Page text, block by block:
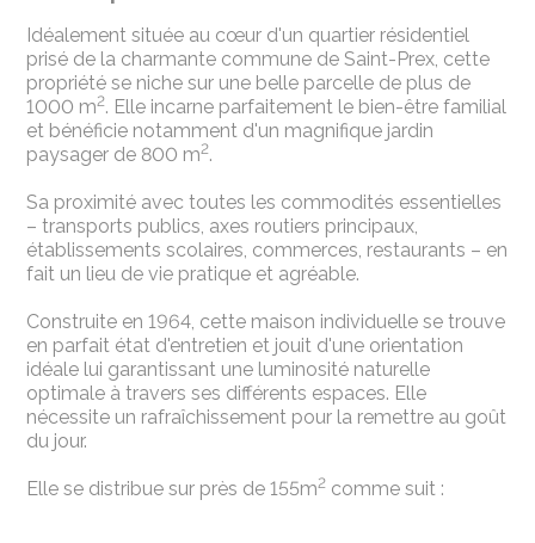
Idéalement située au cœur d'un quartier résidentiel
prisé de la charmante commune de Saint-Prex, cette
propriété se niche sur une belle parcelle de plus de
1000 m2. Elle incarne parfaitement le bien-être familial
et bénéficie notamment d'un magnifique jardin
paysager de 800 m2.
Sa proximité avec toutes les commodités essentielles
– transports publics, axes routiers principaux,
établissements scolaires, commerces, restaurants – en
fait un lieu de vie pratique et agréable.
Construite en 1964, cette maison individuelle se trouve
en parfait état d'entretien et jouit d'une orientation
idéale lui garantissant une luminosité naturelle
optimale à travers ses différents espaces. Elle
nécessite un rafraîchissement pour la remettre au goût
du jour.
Elle se distribue sur près de 155m2 comme suit :